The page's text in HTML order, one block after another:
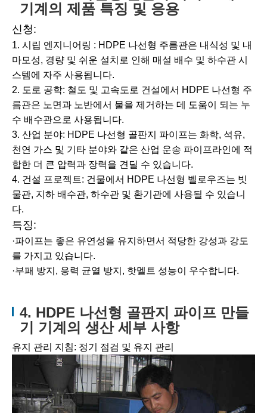
기계의 제품 특징 및 응용
신청:
1. 시립 엔지니어링 : HDPE 나선형 주름관은 내식성 및 내
마모성, 경량 및 쉬운 설치로 인해 매설 배수 및 하수관 시
스템에 자주 사용됩니다.
2. 도로 공학: 철도 및 고속도로 건설에서 HDPE 나선형 주
름관은 노면과 노반에서 물을 제거하는 데 도움이 되는 누
수 배수관으로 사용됩니다.
3. 산업 분야: HDPE 나선형 골판지 파이프는 화학, 석유,
천연 가스 및 기타 분야와 같은 산업 운송 파이프라인에 적
합한 더 큰 압력과 장력을 견딜 수 있습니다.
4. 건설 프로젝트: 건물에서 HDPE 나선형 벨로우즈는 빗
물관, 지하 배수관, 하수관 및 환기관에 사용될 수 있습니
다.
특징:
·파이프는 좋은 유연성을 유지하면서 적당한 강성과 강도
를 가지고 있습니다.
·부패 방지, 응력 균열 방지, 핫멜트 성능이 우수합니다.
4. HDPE 나선형 골판지 파이프 만들
기 기계의 생산 세부 사항
유지 관리 지침: 정기 점검 및 유지 관리